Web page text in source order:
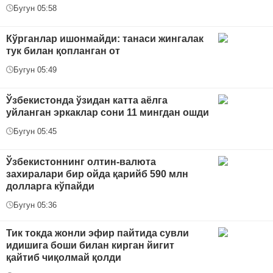
Бугун 05:58
Кўрганлар ишонмайди: танаси жингалак
тук билан қопланган от
Бугун 05:49
Ўзбекистонда ўзидан катта аёлга
уйланган эркаклар сони 11 мингдан ошди
Бугун 05:45
Ўзбекистоннинг олтин-валюта
захиралари бир ойда қарийб 590 млн
долларга кўпайди
Бугун 05:36
Тик токда жонли эфир пайтида сувли
идишига боши билан кирган йигит
қайтиб чиқолмай қолди